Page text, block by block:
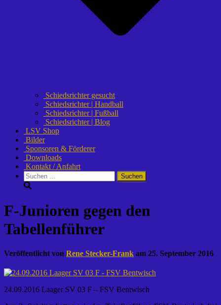
Schiedsrichter gesucht
Schiedsrichter | Handball
Schiedsrichter | Fußball
Schiedsrichter | Blog
LSV Shop
Bilder
Sponsoren & Förderer
Downloads
Kontakt / Anfahrt
Suchen
nach:
F-Junioren gegen den
Tabellenführer
Veröffentlicht von Rene Stecker-Frank am 25. September 2016
24.09.2016 Laager SV 03 F – FSV Bentwisch